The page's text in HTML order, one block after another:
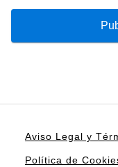
Aviso Legal y
Política de